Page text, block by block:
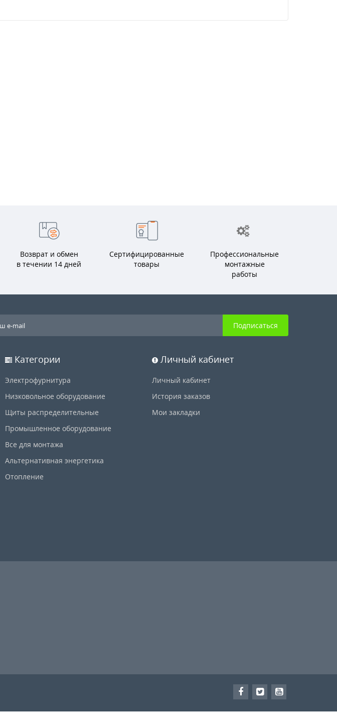
Возврат и обмен
в течении 14 дней
Сертифицированные
товары
Профессиональные
монтажные
работы
Подписаться
Категории
Электрофурнитура
Низковольное оборудование
Щиты распределительные
Промышленное оборудование
Все для монтажа
Альтернативная энергетика
Отопление
Личный кабинет
Личный кабинет
История заказов
Мои закладки